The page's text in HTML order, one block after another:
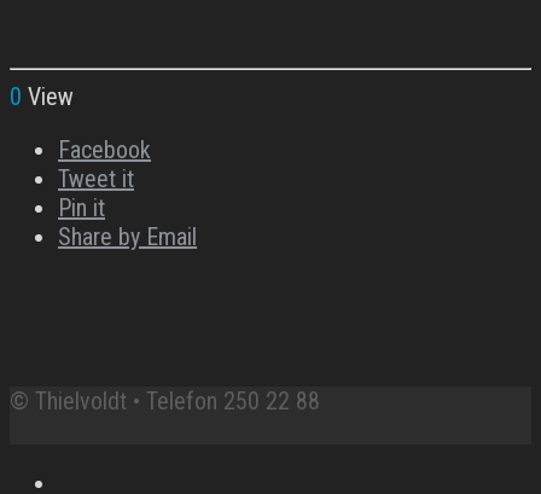
0 View
Facebook
Tweet it
Pin it
Share by Email
© Thielvoldt • Telefon 250 22 88